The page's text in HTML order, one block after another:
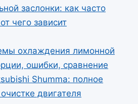
заслонки: как часто
чего зависит
охлаждения лимонной
ошибки, сравнение
Shumma: полное
двигателя